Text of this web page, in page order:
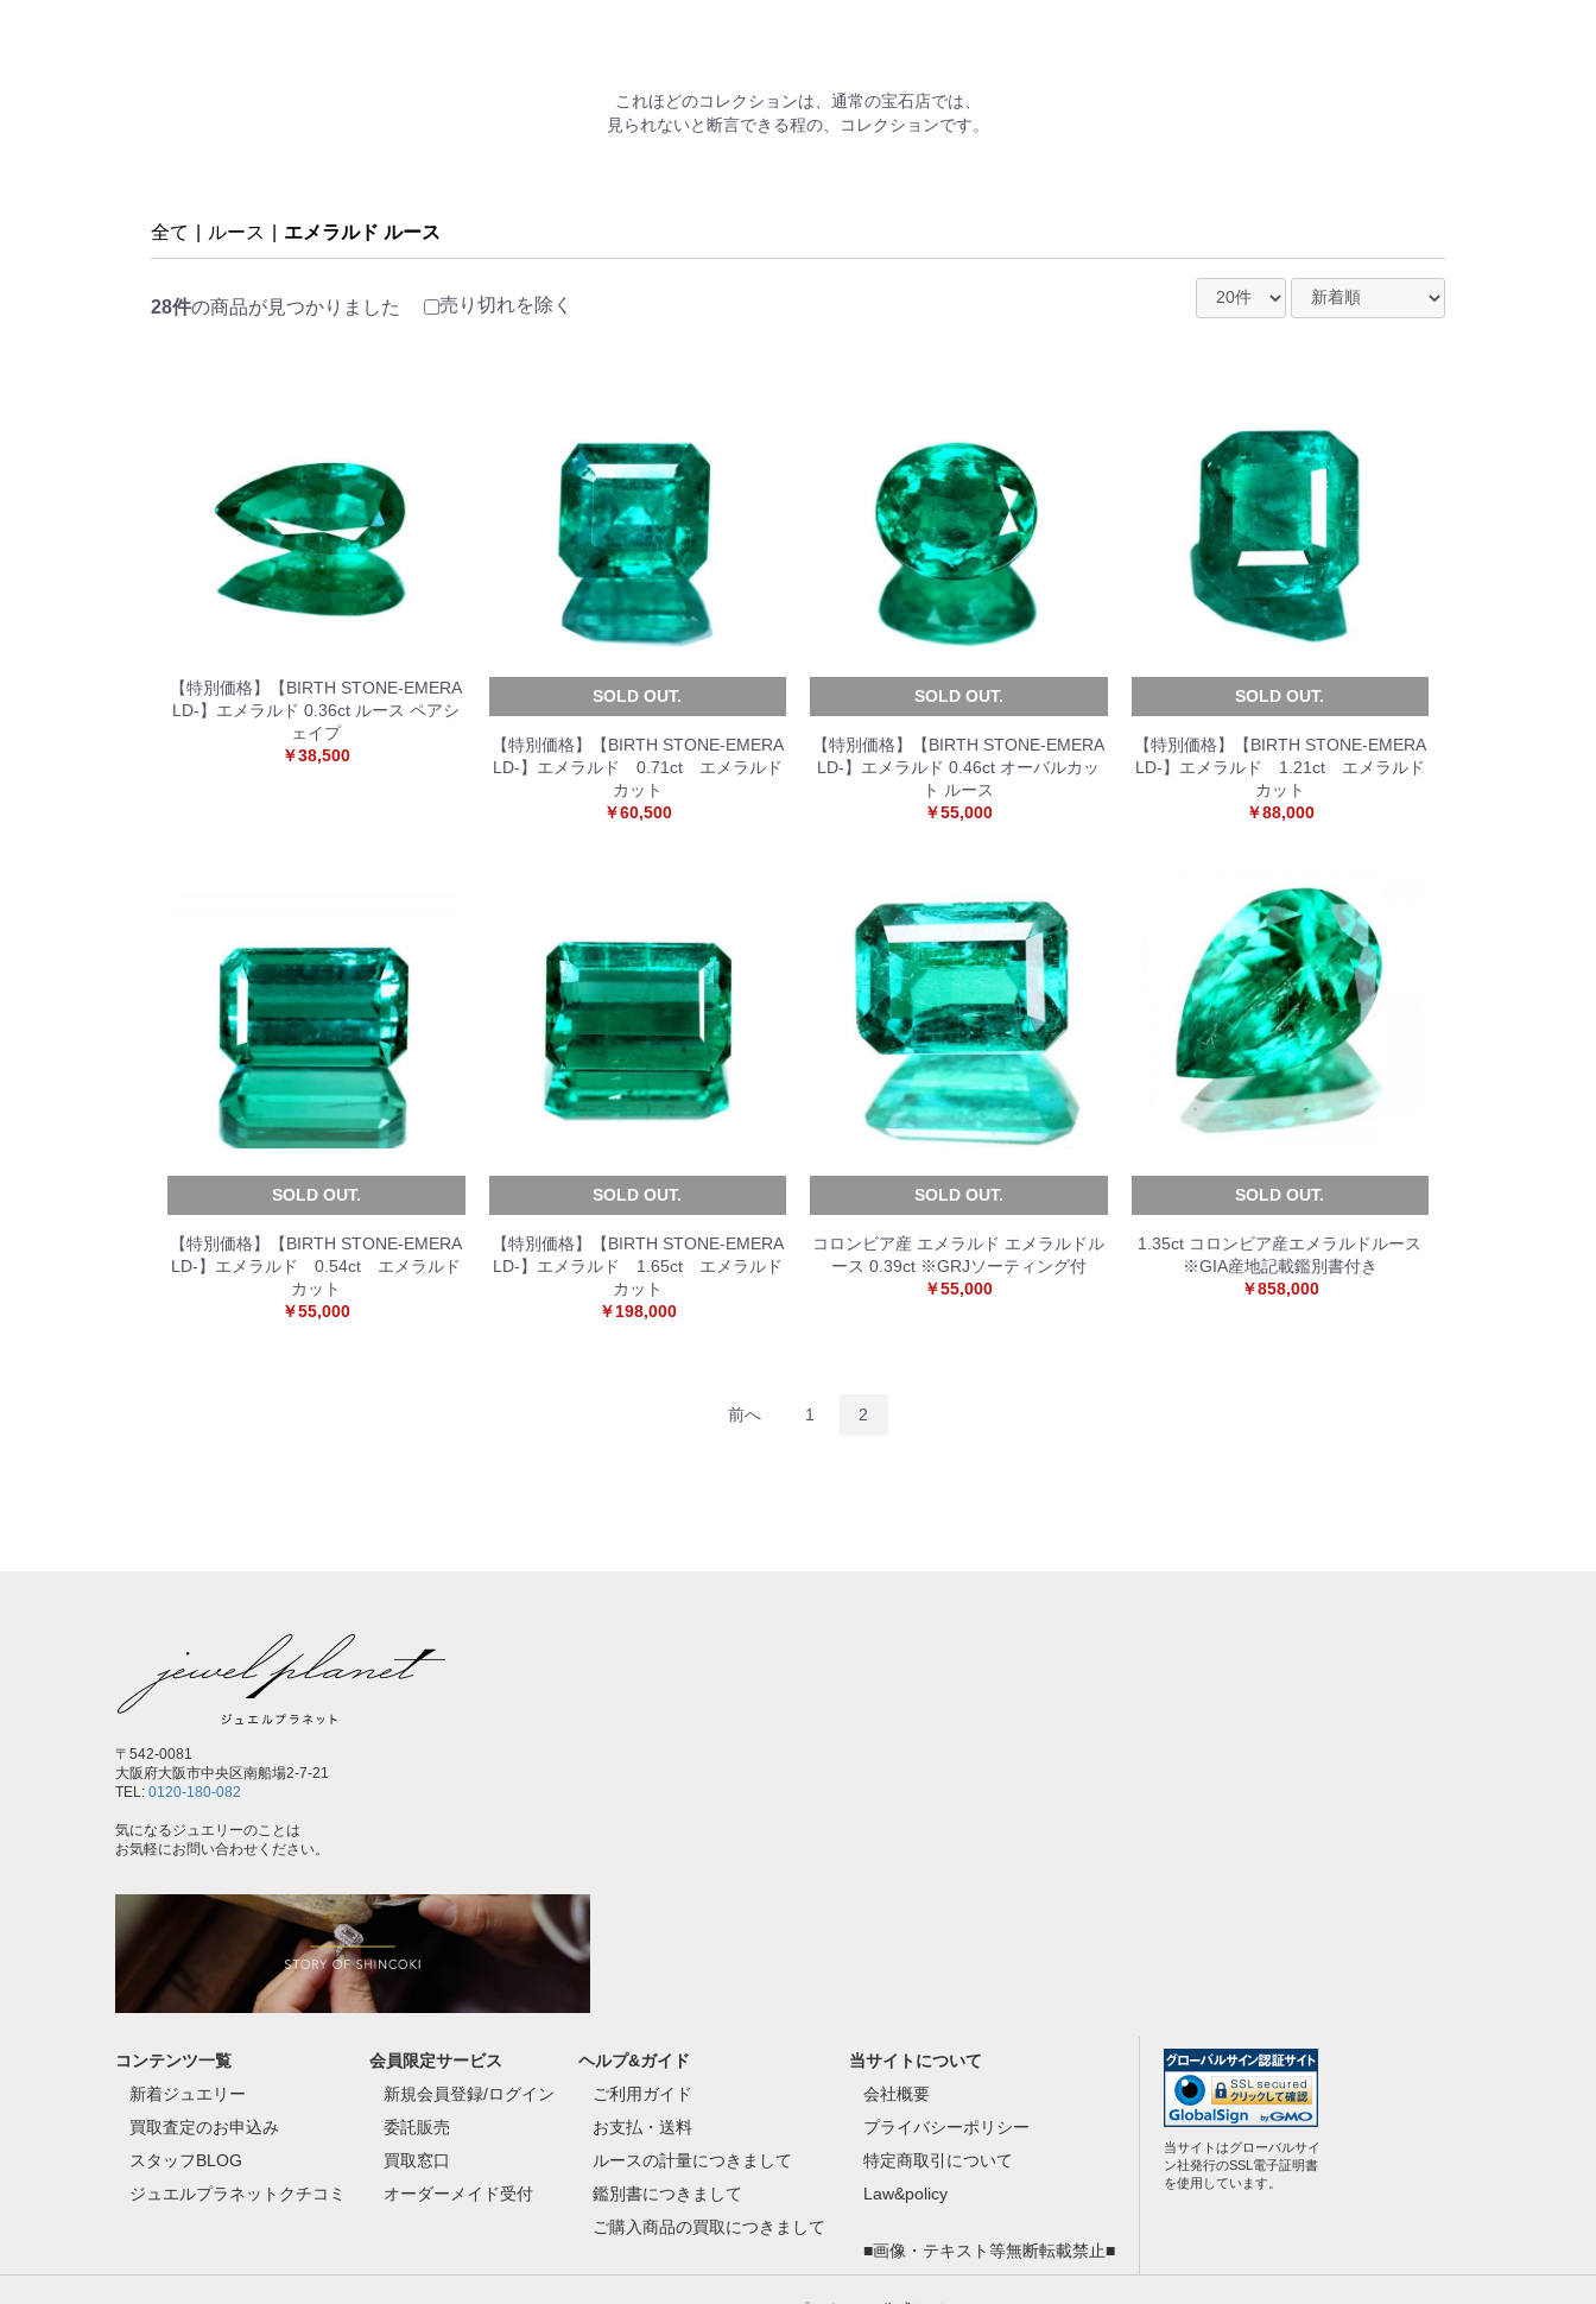
これほどのコレクションは、通常の宝石店では、
見られないと断言できる程の、コレクションです。
全て ルース エメラルド ルース
28件の商品が見つかりました 売り切れを除く
【特別価格】【BIRTH STONE-EMERA
LD-】エメラルド 0.36ct ルース ペアシ
ェイプ
￥38,500
SOLD OUT.
【特別価格】【BIRTH STONE-EMERA
LD-】エメラルド 0.71ct エメラルド
カット
￥60,500
SOLD OUT.
【特別価格】【BIRTH STONE-EMERA
LD-】エメラルド 0.46ct オーバルカッ
ト ルース
￥55,000
SOLD OUT.
【特別価格】【BIRTH STONE-EMERA
LD-】エメラルド 1.21ct エメラルド
カット
￥88,000
SOLD OUT.
【特別価格】【BIRTH STONE-EMERA
LD-】エメラルド 0.54ct エメラルド
カット
￥55,000
SOLD OUT.
【特別価格】【BIRTH STONE-EMERA
LD-】エメラルド 1.65ct エメラルド
カット
￥198,000
SOLD OUT.
コロンビア産 エメラルド エメラルドル
ース 0.39ct ※GRJソーティング付
￥55,000
SOLD OUT.
1.35ct コロンビア産エメラルドルース
※GIA産地記載鑑別書付き
￥858,000
前へ 1 2
〒542-0081
大阪府大阪市中央区南船場2-7-21
TEL: 0120-180-082
気になるジュエリーのことは
お気軽にお問い合わせください。
コンテンツ一覧
新着ジュエリー
買取査定のお申込み
スタッフBLOG
ジュエルプラネットクチコミ
会員限定サービス
新規会員登録/ログイン
委託販売
買取窓口
オーダーメイド受付
ヘルプ&ガイド
ご利用ガイド
お支払・送料
ルースの計量につきまして
鑑別書につきまして
ご購入商品の買取につきまして
当サイトについて
会社概要
プライバシーポリシー
特定商取引について
Law&policy
■画像・テキスト等無断転載禁止■
当サイトはグローバルサイ
ン社発行のSSL電子証明書
を使用しています。